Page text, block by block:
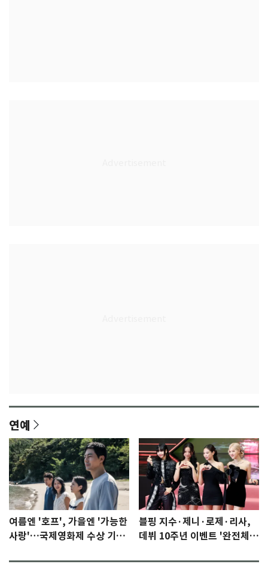
연예
여름엔 '호프', 가을엔 '가능한
사랑'…국제영화제 수상 기대
블핑 지수·제니·로제·리사,
데뷔 10주년 이벤트 '완전체'